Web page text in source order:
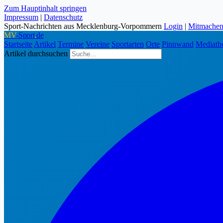
Zum Hauptinhalt springen
Impressum | Datenschutz
Sport-Nachrichten aus Mecklenburg-Vorpommern Login | Mitmachen
MV-Sport.de
Startseite Artikel Termine Vereine Sportarten Orte Pinnwand
Artikel durchsuchen